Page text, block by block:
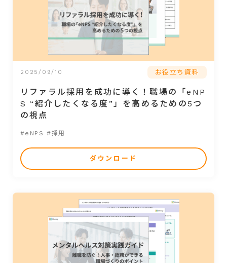
2025/09/10 お役立ち資料
リファラル採用を成功に導く！職場の「eNP
S “紹介したくなる度”」を高めるための5つ
の視点
#eNPS #採用
ダウンロード